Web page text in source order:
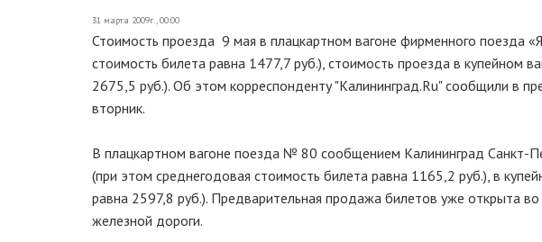
31 марта 2009г., 00:00
Стоимость проезда 9 мая в плацкартном вагоне фирменного поезда
стоимость билета равна 1477,7 руб.), стоимость проезда в купейном
2675,5 руб.). Об этом корреспонденту "Калининград.Ru" сообщили в
вторник.
В плацкартном вагоне поезда № 80 сообщением Калининград Санкт-
(при этом среднегодовая стоимость билета равна 1165,2 руб.), в
равна 2597,8 руб.). Предварительная продажа билетов уже открыта во
железной дороги.